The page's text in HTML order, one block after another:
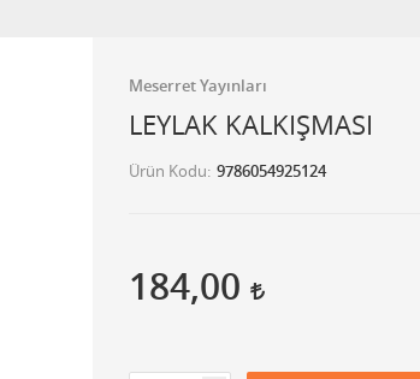
Meserret Yayınları
LEYLAK KALKIŞMASI
Ürün Kodu 9786054925124
184,00